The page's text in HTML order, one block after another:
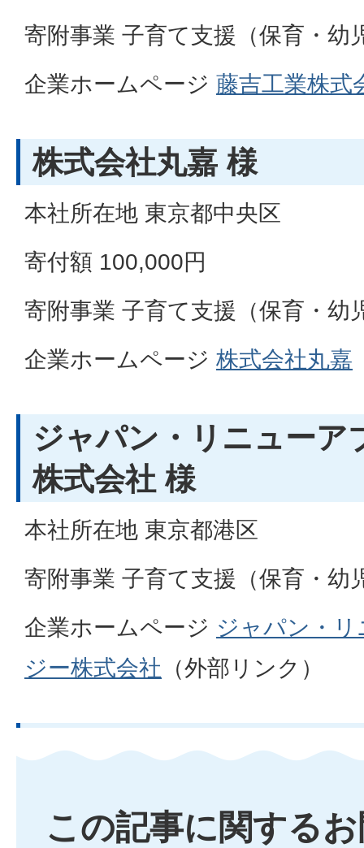
寄附事業 子育て支援（保育・幼
企業ホームページ 藤吉工業株式
株式会社丸嘉 様
本社所在地 東京都中央区
寄付額 100,000円
寄附事業 子育て支援（保育・幼
企業ホームページ 株式会社丸嘉
ジャパン・リニューア
株式会社 様
本社所在地 東京都港区
寄附事業 子育て支援（保育・幼
企業ホームページ ジャパン・
ジー株式会社 （外部リンク）
この記事に関する